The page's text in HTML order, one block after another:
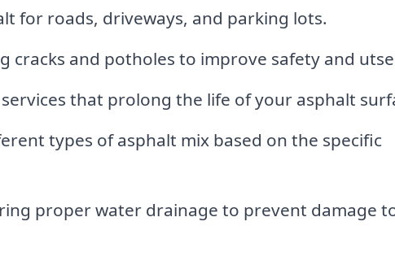
for roads, driveways, and parking lots.
cracks and potholes to improve safety and
that prolong the life of your asphalt
types of asphalt mix based on the specific
proper water drainage to prevent damage